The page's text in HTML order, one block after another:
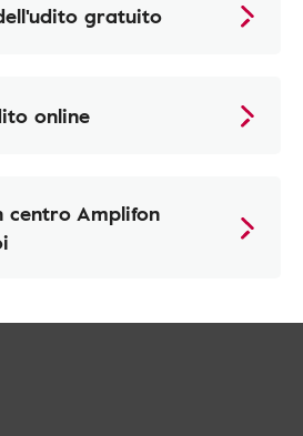
gratuito
online
centro Amplifon